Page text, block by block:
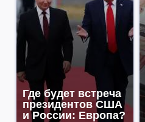
Где будет встреча
президентов США
и России: Европа?